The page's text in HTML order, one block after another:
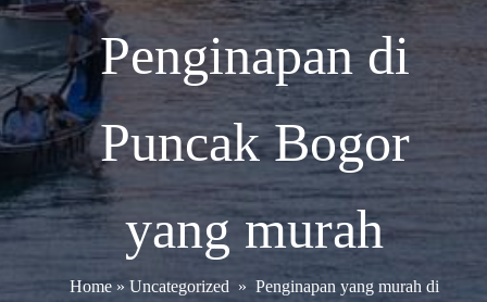
Penginapan di
Puncak Bogor
yang murah
Home» Uncategorized » Penginapan yang murah di